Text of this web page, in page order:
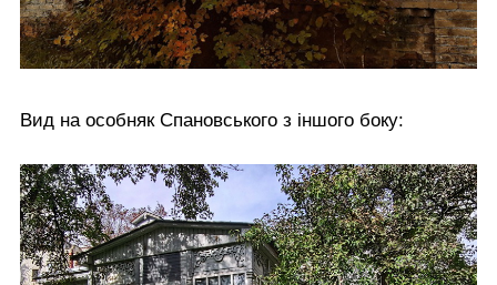
Вид на особняк Спановського з іншого боку: